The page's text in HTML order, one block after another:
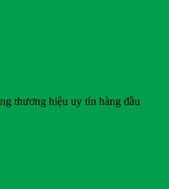
thương hiệu uy tín hàng đầu